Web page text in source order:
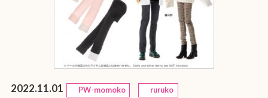
2022.11.01 PW-momoko
ruruko